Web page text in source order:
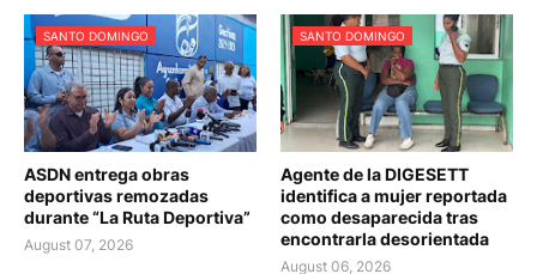
SANTO DOMINGO
ASDN entrega obras
deportivas remozadas
durante “La Ruta Deportiva”
August 07, 2026
SANTO DOMINGO
Agente de la DIGESETT
identifica a mujer reportada
como desaparecida tras
encontrarla desorientada
August 06, 2026